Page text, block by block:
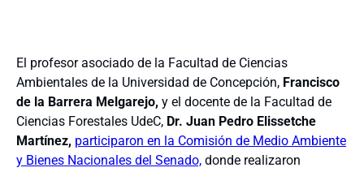
El profesor asociado de la Facultad de Ciencias
Ambientales de la Universidad de Concepción, Francisco
de la Barrera Melgarejo, y el docente de la Facultad de
Ciencias Forestales UdeC, Dr. Juan Pedro Elissetche
Martínez, participaron en la Comisión de Medio Ambiente
y Bienes Nacionales del Senado, donde realizaron